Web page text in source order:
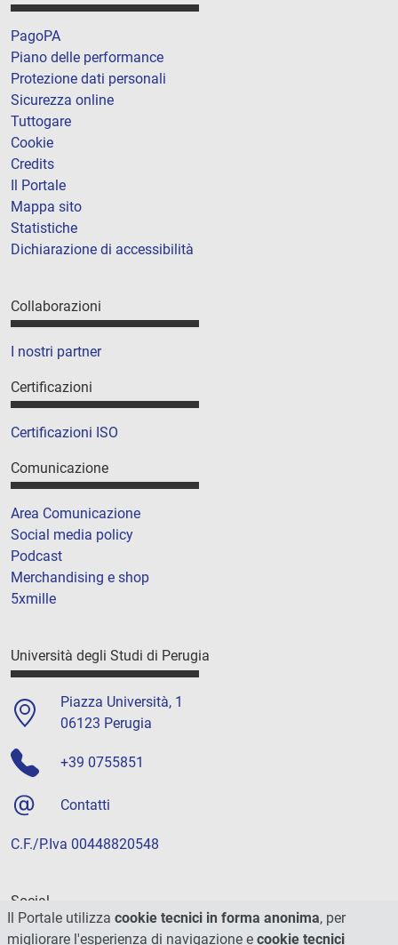
PagoPA
Piano delle performance
Protezione dati personali
Sicurezza online
Tuttogare
Cookie
Credits
Il Portale
Mappa sito
Statistiche
Dichiarazione di accessibilità
Collaborazioni
I nostri partner
Certificazioni
Certificazioni ISO
Comunicazione
Area Comunicazione
Social media policy
Podcast
Merchandising e shop
5xmille
Università degli Studi di Perugia
Piazza Università, 1
06123 Perugia
+39 0755851
Contatti
C.F./P.Iva 00448820548
Social
Il Portale utilizza cookie tecnici in forma anonima, per
migliorare l'esperienza di navigazione e cookie tecnici